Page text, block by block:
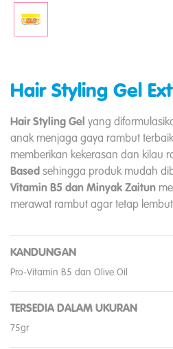
Hair Styling Gel
Hair Styling Gel yang
anak menjaga gaya rambut
memberikan kekerasan dan kilau
Based sehingga produk mudah
Vitamin B5 dan Minyak Zaitun
merawat rambut agar tetap
KANDUNGAN
Pro-Vitamin B5 dan Olive Oil
TERSEDIA DALAM UKURAN
75gr